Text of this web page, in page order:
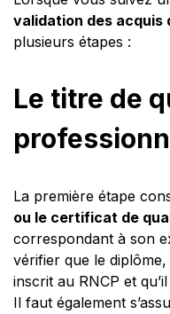
validation des acquis
plusieurs étapes :
Le titre de
La première étape
ou le certificat de
correspondant à son
vérifier que le
inscrit au RNCP et
Il faut également